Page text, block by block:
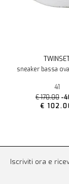
sneaker bassa
41
€ 170.00 -
€
Iscriviti ora e